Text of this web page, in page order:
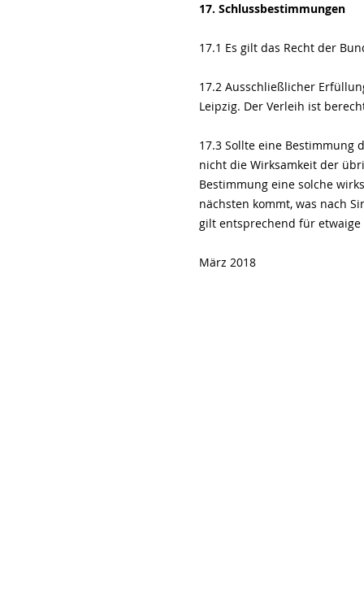
17. Schlussbestimmungen
17.1 Es gilt das Recht der
17.2 Ausschließlicher
Leipzig. Der Verleih ist
17.3 Sollte eine Bestimmung
nicht die Wirksamkeit der
Bestimmung eine solche
nächsten kommt, was nach
gilt entsprechend für etwaige
März 2018